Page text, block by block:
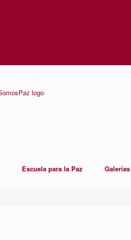
Escuela para la Paz Galerías